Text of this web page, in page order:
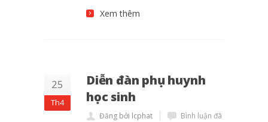
Xem thêm
25
Th4
Diễn đàn phụ huynh
học sinh
Đăng bởi lcphat
Bình luận đã